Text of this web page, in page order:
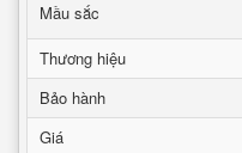
Mầu sắc
Thương hiệu
Bảo hành
Giá